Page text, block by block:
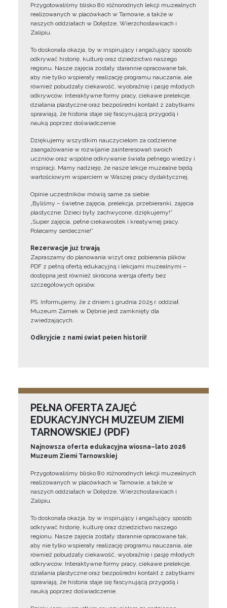
Przygotowaliśmy blisko 80 różnorodnych lekcji muzealnych
realizowanych w placówkach w Tarnowie, a także w
naszych oddziałach w Dołędze, Wierzchosławicach i
Zalipiu.
To doskonała okazja, by w inspirujący i angażujący sposób
odkrywać historię, kulturę oraz dziedzictwo naszego
regionu. Nasze zajęcia zostały starannie opracowane tak,
aby nie tylko wspierały realizację programu nauczania, ale
również pobudzały ciekawość, wyobraźnię i pasję młodych
odkrywców. Interaktywne formy pracy, ciekawe prelekcje,
działania plastyczne oraz bezpośredni kontakt z zabytkami
sprawiają, że historia staje się fascynującą przygodą i
nauką poprzez doświadczenie.
Dziękujemy wszystkim nauczycielom za codzienne
zaangażowanie w rozwijanie zainteresowań swoich
uczniów oraz wspólne odkrywanie świata pełnego wiedzy i
inspiracji. Mamy nadzieję, że nasze lekcje muzealne będą
wartościowym wsparciem w Waszej pracy dydaktycznej.
Opinie uczestników mówią same za siebie:
„Byliśmy – świetne zajęcia, prelekcja, przebieranki, zajęcia
plastyczne. Dzieci były zachwycone, dziękujemy!”
„Super zajęcia, pełne ciekawostek i kreatywnej pracy.
Polecamy serdecznie!”
Rezerwacje już trwają
Zapraszamy do planowania wizyt oraz pobierania plików
PDF z pełną ofertą edukacyjną i lekcjami muzealnymi –
dostępna jest również skrócona wersja oferty bez
szczegółowych opisów.
PS. Informujemy, że z dniem 1 grudnia 2025 r. oddział
Muzeum Zamek w Dębnie jest zamknięty dla
zwiedzających.
Odkryjcie z nami świat pełen historii!
PEŁNA OFERTA ZAJĘĆ
EDUKACYJNYCH MUZEUM ZIEMI
TARNOWSKIEJ (PDF)
Najnowsza oferta edukacyjna wiosna–lato 2026
Muzeum Ziemi Tarnowskiej
Przygotowaliśmy blisko 80 różnorodnych lekcji muzealnych
realizowanych w placówkach w Tarnowie, a także w
naszych oddziałach w Dołędze, Wierzchosławicach i
Zalipiu.
To doskonała okazja, by w inspirujący i angażujący sposób
odkrywać historię, kulturę oraz dziedzictwo naszego
regionu. Nasze zajęcia zostały starannie opracowane tak,
aby nie tylko wspierały realizację programu nauczania, ale
również pobudzały ciekawość, wyobraźnię i pasję młodych
odkrywców. Interaktywne formy pracy, ciekawe prelekcje,
działania plastyczne oraz bezpośredni kontakt z zabytkami
sprawiają, że historia staje się fascynującą przygodą i
nauką poprzez doświadczenie.